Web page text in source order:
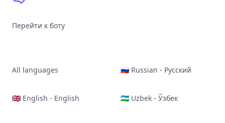
Перейти к боту
All languages 🇷🇺 Russian - Русский
🇬🇧 English - English 🇺🇿 Uzbek - Ўзбек